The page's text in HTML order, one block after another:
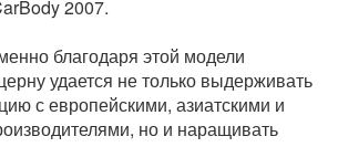
2007.
благодаря этой модели
удается не только выдерживать
с европейскими, азиатскими и
но и наращивать